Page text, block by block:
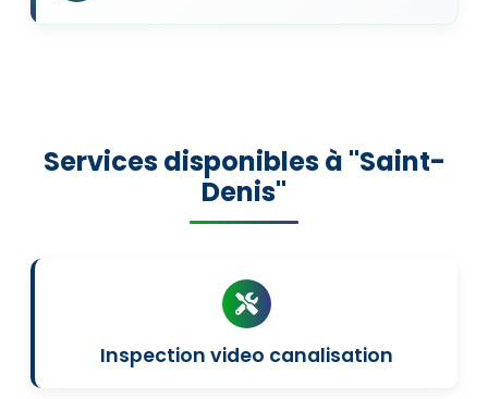
Services disponibles à "Saint-
Denis"
Inspection video canalisation